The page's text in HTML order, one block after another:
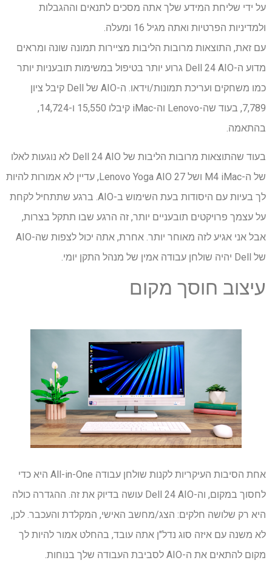
על ידי שליחת המידע שלך אתה מסכים לתנאים וההגבלות
ולמדיניות הפרטיות ואתה מגיל 16 ומעלה.
עם זאת, התוצאות מרובות הליבות מציירות תמונה שונה ומראים
מדוע ה-Dell 24 AIO גרוע יותר בטיפול במשימות תובעניות יותר
כמו משחקים ועריכת תמונות/וידאו. ה-AIO של Dell קיבל ציון
7,789, בעוד שה-Lenovo וה-iMac קיבלו 15,550 ו-14,724,
בהתאמה.
בעוד שהתוצאות מרובות הליבות של Dell 24 AIO לא נוגעות לאלו
של ה-M4 iMac ושל Lenovo Yoga AIO 27, עדיין לא אמורות להיות
לך בעיות עם היסודות בעת השימוש ב-AIO. ברגע שתתחיל לקחת
על עצמך פרויקטים תובעניים יותר, זה הרגע שבו תתקל בצרות,
אבל אני אגיע לזה מאוחר יותר. אחרת, אתה יכול לצפות שה-AIO
של Dell יהיה שולחן עבודה אמין של מנהל התקן יומי.
עיצוב חוסך מקום
אחת הסיבות העיקריות לקנות שולחן עבודה All-in-One היא כדי
לחסוך במקום, וה-Dell 24 AIO עושה בדיוק את זה. ההגדרה כולה
היא רק שלושה חלקים: הצג/מחשב האישי, המקלדת והעכבר. לכן,
לא משנה עם איזה סוג נדל"ן אתה עובד, בהחלט אמור להיות לך
מקום להתאים את ה-AIO לסביבת העבודה שלך בנוחות.